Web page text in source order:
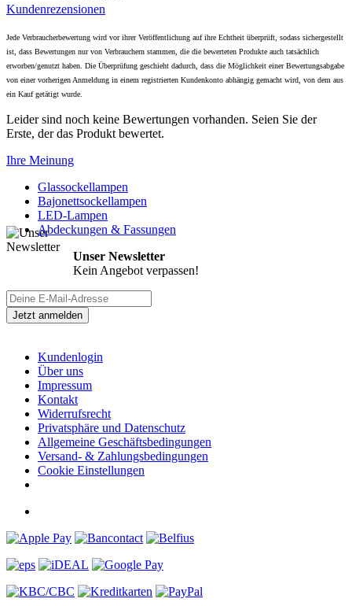
Kundenrezensionen
Jede Verbraucherbewertung wird vor ihrer Veröffentlichung auf ihre Echtheit überprüft, sodass sichergestellt
ist, dass Bewertungen nur von Verbrauchern stammen, die die bewerteten Produkte auch tatsächlich
erworben/genutzt haben. Die Überprüfung geschieht dadurch, dass die Möglichkeit einer Bewertungsabgabe
von einer vorherigen Anmeldung in einem registrierten Kundenkonto abhängig gemacht wird, von dem aus
ein Kauf getätigt wurde.
Leider sind noch keine Bewertungen vorhanden. Seien Sie der
Erste, der das Produkt bewertet.
Ihre Meinung
Glassockellampen
Bajonettsockellampen
LED-Lampen
Abdeckungen & Fassungen
Unser Newsletter
Kein Angebot verpassen!
Kundenlogin
Über uns
Impressum
Kontakt
Widerrufsrecht
Privatsphäre und Datenschutz
Allgemeine Geschäftsbedingungen
Versand- & Zahlungsbedingungen
Cookie Einstellungen